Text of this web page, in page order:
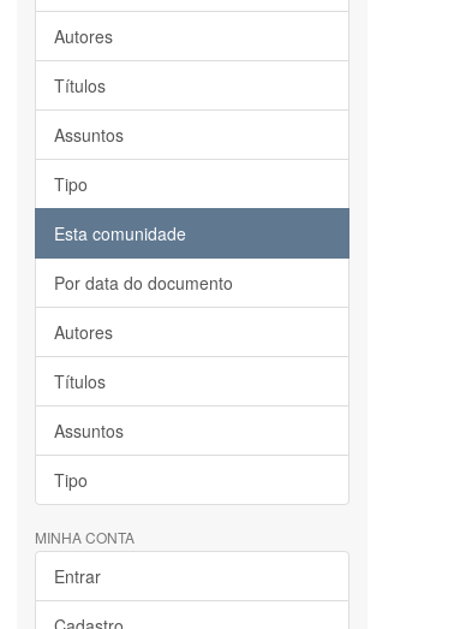
Autores
Títulos
Assuntos
Tipo
Esta comunidade
Por data do documento
Autores
Títulos
Assuntos
Tipo
MINHA CONTA
Entrar